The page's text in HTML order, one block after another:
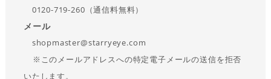
0120-719-260（通信料無料）
メール
shopmaster@starryeye.com
※このメールアドレスへの特定電子メールの送信を拒否
いたします。